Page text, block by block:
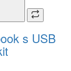
s USB